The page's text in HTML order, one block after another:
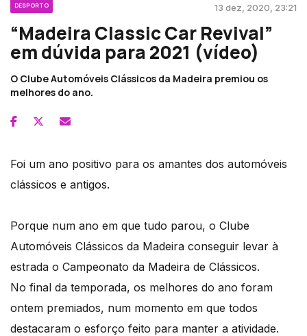
DESPORTO 13 dez, 2020, 23:21
“Madeira Classic Car Revival”
em dúvida para 2021 (vídeo)
O Clube Automóveis Clássicos da Madeira premiou os
melhores do ano.
Foi um ano positivo para os amantes dos automóveis
clássicos e antigos.
Porque num ano em que tudo parou, o Clube
Automóveis Clássicos da Madeira conseguir levar à
estrada o Campeonato da Madeira de Clássicos.
No final da temporada, os melhores do ano foram
ontem premiados, num momento em que todos
destacaram o esforço feito para manter a atividade.